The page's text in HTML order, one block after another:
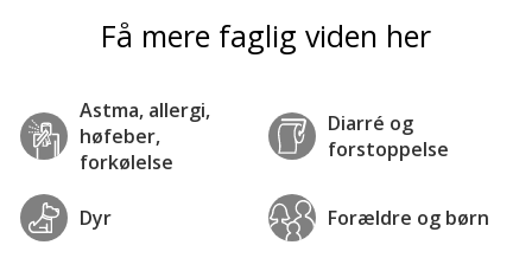
Få mere faglig viden her
Astma, allergi,
høfeber,
forkølelse
Diarré og
forstoppelse
Dyr Forældre og børn